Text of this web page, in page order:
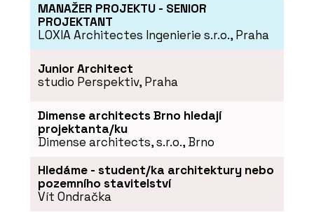
MANAŽER PROJEKTU - SENIOR
PROJEKTANT
LOXIA Architectes Ingenierie s.r.o., Praha
Junior Architect
studio Perspektiv, Praha
Dimense architects Brno hledají
projektanta/ku
Dimense architects, s.r.o., Brno
Hledáme - student/ka architektury nebo
pozemního stavitelství
Vít Ondračka